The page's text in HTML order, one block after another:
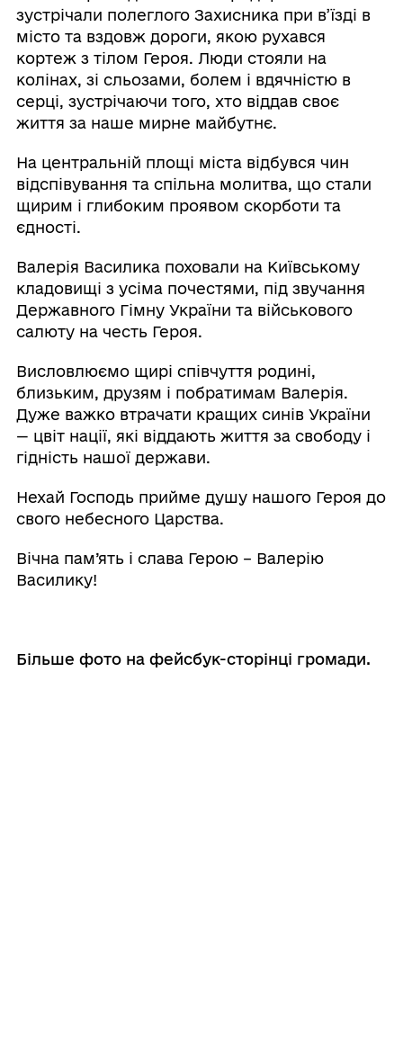
зустрічали полеглого Захисника при в’їзді в
місто та вздовж дороги, якою рухався
кортеж з тілом Героя. Люди стояли на
колінах, зі сльозами, болем і вдячністю в
серці, зустрічаючи того, хто віддав своє
життя за наше мирне майбутнє.
На центральній площі міста відбувся чин
відспівування та спільна молитва, що стали
щирим і глибоким проявом скорботи та
єдності.
Валерія Василика поховали на Київському
кладовищі з усіма почестями, під звучання
Державного Гімну України та військового
салюту на честь Героя.
Висловлюємо щирі співчуття родині,
близьким, друзям і побратимам Валерія.
Дуже важко втрачати кращих синів України
— цвіт нації, які віддають життя за свободу і
гідність нашої держави.
Нехай Господь прийме душу нашого Героя до
свого небесного Царства.
Вічна пам’ять і слава Герою – Валерію
Василику!
Більше фото на фейсбук-сторінці громади.